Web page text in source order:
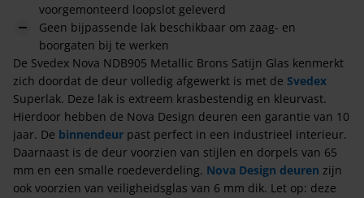
voorgemonteerd loopslot geleverd
Geen bijpassende lak beschikbaar om zaag- en
boorgaten bij te werken
De Svedex Nova NDB905 Metallic Brons Satijn Glas kenmerkt
zich doordat de deur volledig afgewerkt is met de Svedex
Superlak. Deze lak is extreem krasbestendig en kleurvast.
Hierdoor hebben de Nova Design deuren een garantie van 10
jaar. De binnendeur past perfect in een industrieel interieur.
Daarnaast is de deur voorzien van stijlen en dorpels van 65
mm en een smalle roedeverdeling. Nova Design deuren zijn
ook voorzien van veiligheidsglas van 6 mm dik. Let op: deze